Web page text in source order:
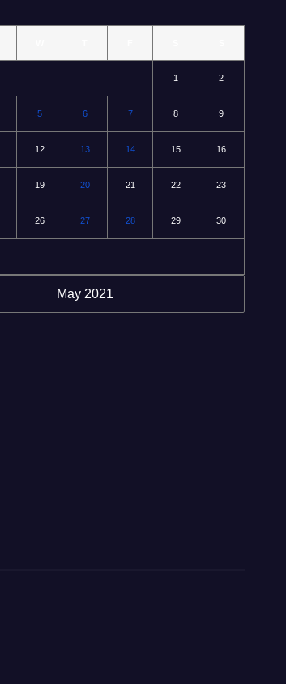
May 2021
1 2
5 6 7 8 9
12 13 14 15 16
19 20 21 22 23
26 27 28 29 30